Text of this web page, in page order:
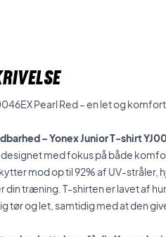
Pearl Red – en let og
– Yonex Junior T-shirt
designet med fokus på både
mod op til 92% af UV-stråler,
din træning. T-shirten er lavet af
tør og let, samtidig med at den